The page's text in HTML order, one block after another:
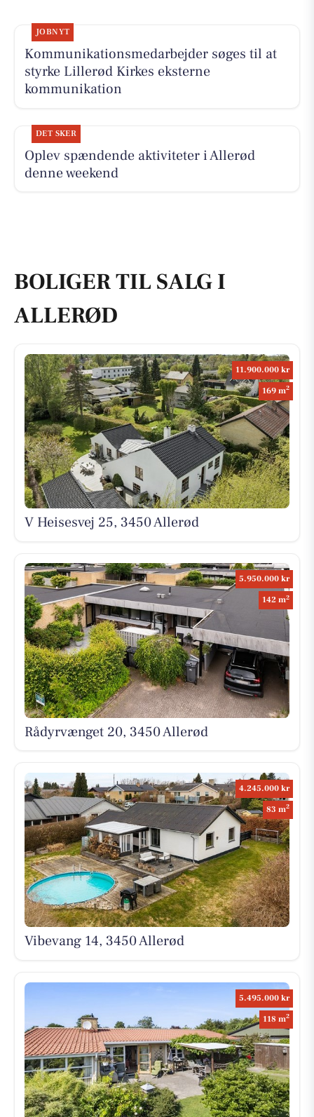
JOBNYT
Kommunikationsmedarbejder søges til at
styrke Lillerød Kirkes eksterne
kommunikation
DET SKER
Oplev spændende aktiviteter i Allerød
denne weekend
BOLIGER TIL SALG I
ALLERØD
11.900.000 kr
169 m2
V Heisesvej 25, 3450 Allerød
5.950.000 kr
142 m2
Rådyrvænget 20, 3450 Allerød
4.245.000 kr
83 m2
Vibevang 14, 3450 Allerød
5.495.000 kr
118 m2